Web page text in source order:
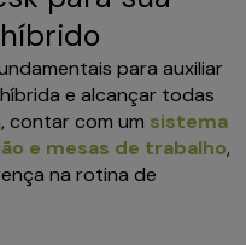
para auxiliar
e alcançar todas
contar com um sistema
e mesas de trabalho,
na rotina de